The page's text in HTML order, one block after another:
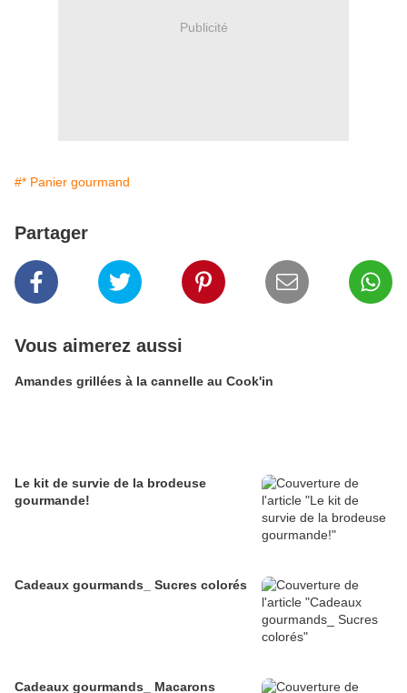
Publicité
#* Panier gourmand
Partager
Vous aimerez aussi
Amandes grillées à la cannelle au Cook'in
Le kit de survie de la brodeuse
gourmande!
Cadeaux gourmands_ Sucres colorés
Cadeaux gourmands_ Macarons